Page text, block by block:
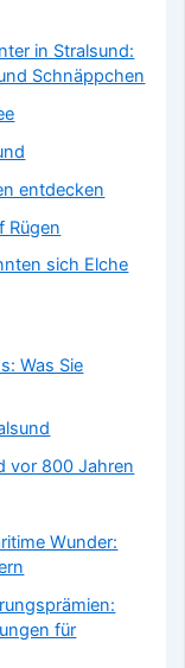
in Stralsund:
Schnäppchen
entdecken
Rügen
sich Elche
Was Sie
vor 800 Jahren
Wunder:
für